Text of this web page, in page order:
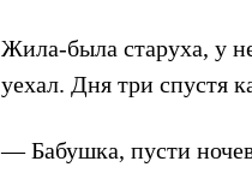
Жила-была старуха, у
уехал. Дня три спустя
— Бабушка, пусти